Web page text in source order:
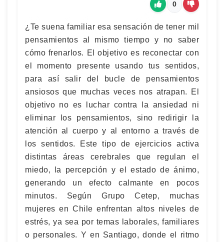
0
¿Te suena familiar esa sensación de tener mil
pensamientos al mismo tiempo y no saber
cómo frenarlos. El objetivo es reconectar con
el momento presente usando tus sentidos,
para así salir del bucle de pensamientos
ansiosos que muchas veces nos atrapan. El
objetivo no es luchar contra la ansiedad ni
eliminar los pensamientos, sino redirigir la
atención al cuerpo y al entorno a través de
los sentidos. Este tipo de ejercicios activa
distintas áreas cerebrales que regulan el
miedo, la percepción y el estado de ánimo,
generando un efecto calmante en pocos
minutos. Según Grupo Cetep, muchas
mujeres en Chile enfrentan altos niveles de
estrés, ya sea por temas laborales, familiares
o personales. Y en Santiago, donde el ritmo